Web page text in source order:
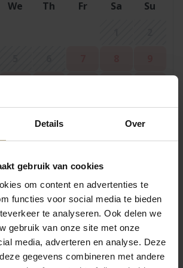
Details Over
gebruik van cookies
om content en advertenties te
functies voor social media te bieden
te analyseren. Ook delen we
gebruik van onze site met onze
media, adverteren en analyse. Deze
gegevens combineren met andere
We Th Fr Sa
Su
19 20 21 22
23
26 27 28 29
30
September 2026
We Th Fr Sa
2 3 4 5
6